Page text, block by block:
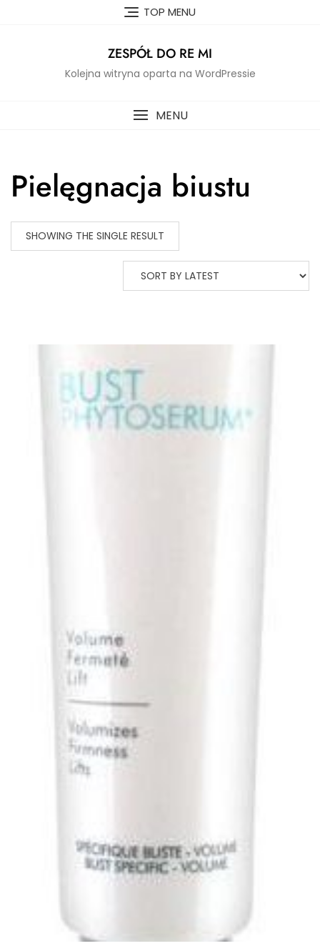
TOP MENU
ZESPÓŁ DO RE MI
Kolejna witryna oparta na WordPressie
MENU
Pielęgnacja biustu
SHOWING THE SINGLE RESULT